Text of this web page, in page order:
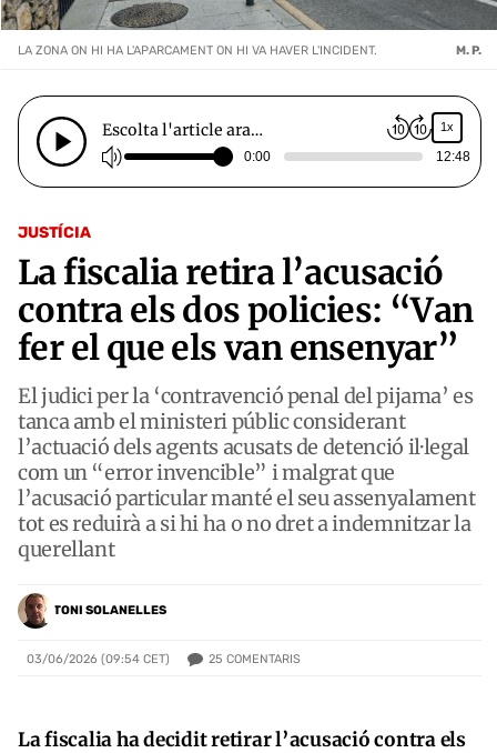
JUSTÍCIA
La fiscalia retira l’acusació
contra els dos policies: “Van
fer el que els van ensenyar”
El judici per la ‘contravenció penal del pijama’ es
tanca amb el ministeri públic considerant
l’actuació dels agents acusats de detenció il·legal
com un “error invencible” i malgrat que
l’acusació particular manté el seu assenyalament
tot es reduirà a si hi ha o no dret a indemnitzar la
querellant
TONI SOLANELLES
03/06/2026 (09:54 CET) 25 COMENTARIS
LA ZONA ON HI HA L'APARCAMENT ON HI VA HAVER L'INCIDENT. M. P.
Escolta l'article ara… 1x
0:00 12:48
La fiscalia ha decidit retirar l’acusació contra els